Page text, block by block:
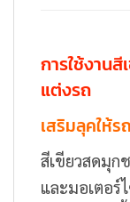
การใช้งาน
แต่งรถ
เสริมลุคให้
สีเขียวสดมุ
และมอเตอร์